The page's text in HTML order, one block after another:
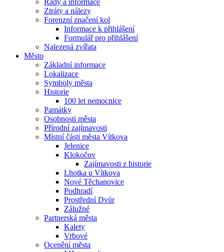
Rady a informace
Ztráty a nálezy
Forenzní značení kol
Informace k přihlášení
Formulář pro přihlášení
Nalezená zvířata
Město
Základní informace
Lokalizace
Symboly města
Historie
100 let nemocnice
Památky
Osobnosti města
Přírodní zajímavosti
Místní části města Vítkova
Jelenice
Klokočov
Zajímavosti z historie
Lhotka u Vítkova
Nové Těchanovice
Podhradí
Prostřední Dvůr
Zálužné
Partnerská města
Kalety
Vrbové
Ocenění města